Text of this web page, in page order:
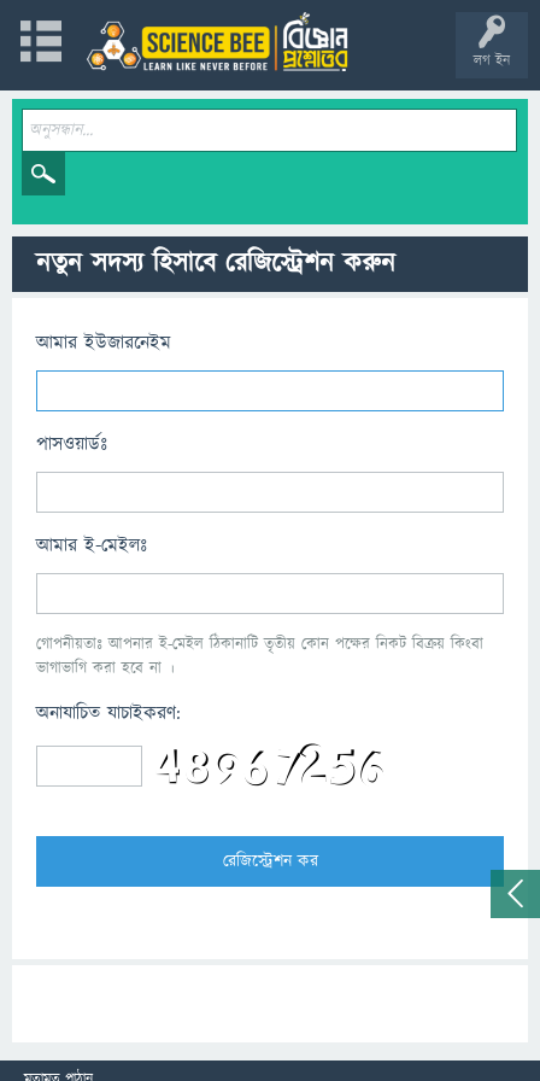
লগ ইন
নতুন সদস্য হিসাবে রেজিস্ট্রেশন করুন
আমার ইউজারনেইম
পাসওয়ার্ডঃ
আমার ই-মেইলঃ
গোপনীয়তাঃ আপনার ই-মেইল ঠিকানাটি তৃতীয় কোন পক্ষের নিকট বিক্রয় কিংবা
ভাগাভাগি করা হবে না ।
অনাযাচিত যাচাইকরণ: